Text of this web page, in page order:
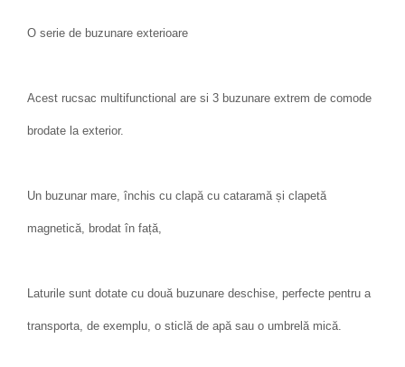
O serie de buzunare exterioare
Acest rucsac multifunctional are si 3 buzunare extrem de comode
brodate la exterior.
Un buzunar mare, închis cu clapă cu cataramă și clapetă
magnetică, brodat în față,
Laturile sunt dotate cu două buzunare deschise, perfecte pentru a
transporta, de exemplu, o sticlă de apă sau o umbrelă mică.